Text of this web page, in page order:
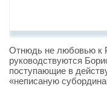
Отнюдь не любовью к
руководствуются
поступающие в
«неписаную